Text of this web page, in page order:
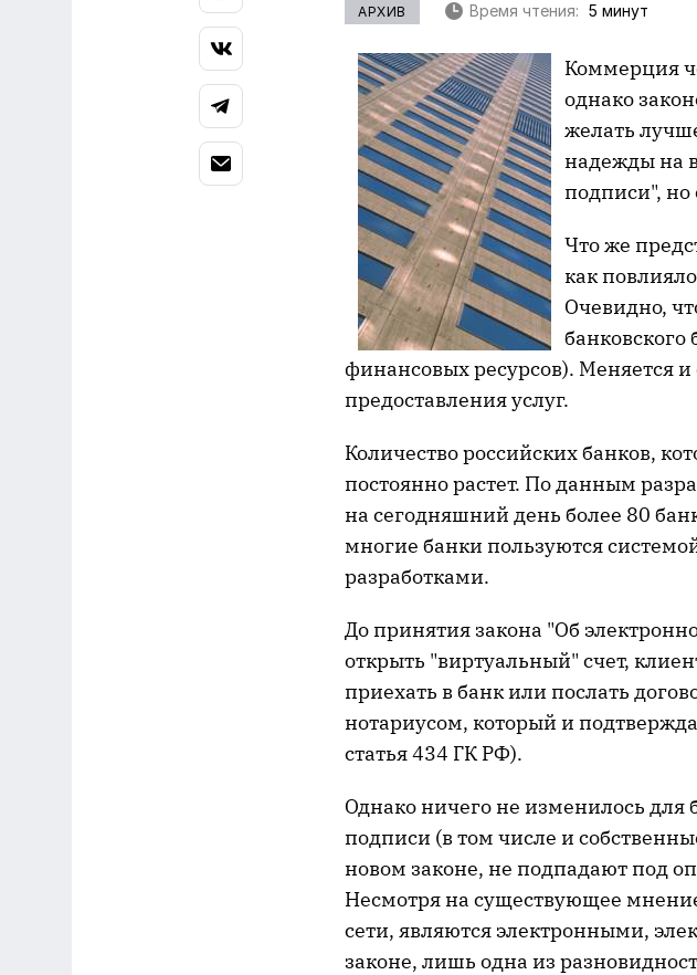
АРХИВ Время чтения: 5 минут
Коммерция
однако
желать
надежды на
подписи",
Что же
как
Очевидно,
финансовых ресурсов). Меняется
предоставления услуг.
Количество российских банков,
постоянно растет. По данным
на сегодняшний день более 80
многие банки пользуются
разработками.
До принятия закона "Об
открыть "виртуальный" счет,
приехать в банк или послать
нотариусом, который и
статья 434 ГК РФ).
Однако ничего не изменилось
подписи (в том числе и
новом законе, не подпадают под
Несмотря на существующее
сети, являются электронными,
законе, лишь одна из